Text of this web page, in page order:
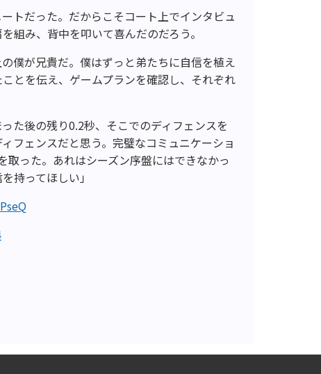
トだった。だからこそコート上でインタビュ
組み、背中を叩いて喜んだのだろう。
僕が兄貴だ。僕はずっと弟たちに自信を植え
とを伝え、ゲームプランを確認し、それぞれ
た後の残り0.2秒、そこでのディフェンスを
フェンスだと思う。完璧なコミュニケーショ
取った。あれはシーズン序盤にはできなかっ
持ってほしい」